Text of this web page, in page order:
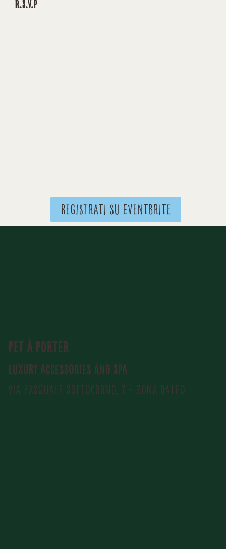
R.S.V.P
registrati su eventbrite
Pet à Porter
Luxury Accessories and SPA
Via Pasquale Sottocorno, 2 - Zona Dateo